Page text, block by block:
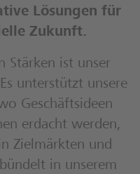
Lösungen für
Zukunft.
Stärken ist unser
unterstützt unsere
Geschäftsideen
erdacht werden,
Zielmärkten und
in unserem